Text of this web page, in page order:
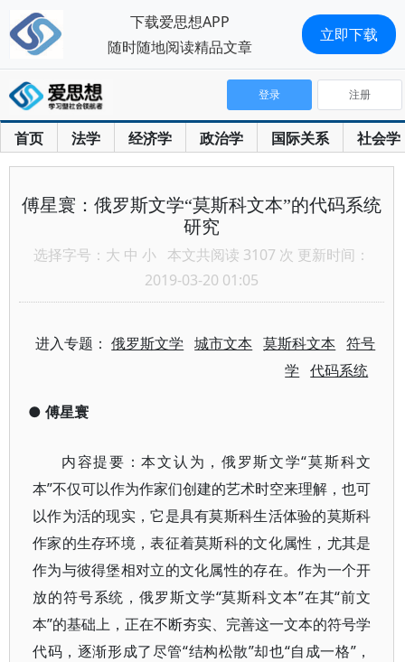
首页 法学 经济学 政治学 国际关系 社会学
登录 注册
傅星寰：俄罗斯文学“莫斯科文本”的代码系统
研究
选择字号： 大 中 小 本文共阅读 3107 次 更新时间：
2019-03-20 01:05
进入专题：俄罗斯文学 城市文本 莫斯科文本
符号
学
代码系统
● 傅星寰
内容提要：本文认为，俄罗斯文学“莫斯科文
本”不仅可以作为作家们创建的艺术时空来理解，也可
以作为活的现实，它是具有莫斯科生活体验的莫斯科
作家的生存环境，表征着莫斯科的文化属性，尤其是
作为与彼得堡相对立的文化属性的存在。作为一个开
放的符号系统，俄罗斯文学“莫斯科文本”在其“前文
本”的基础上，正在不断夯实、完善这一文本的符号学
代码，逐渐形成了尽管“结构松散”却也“自成一格”，
下载爱思想APP
随时随地阅读精品文章
立即下载